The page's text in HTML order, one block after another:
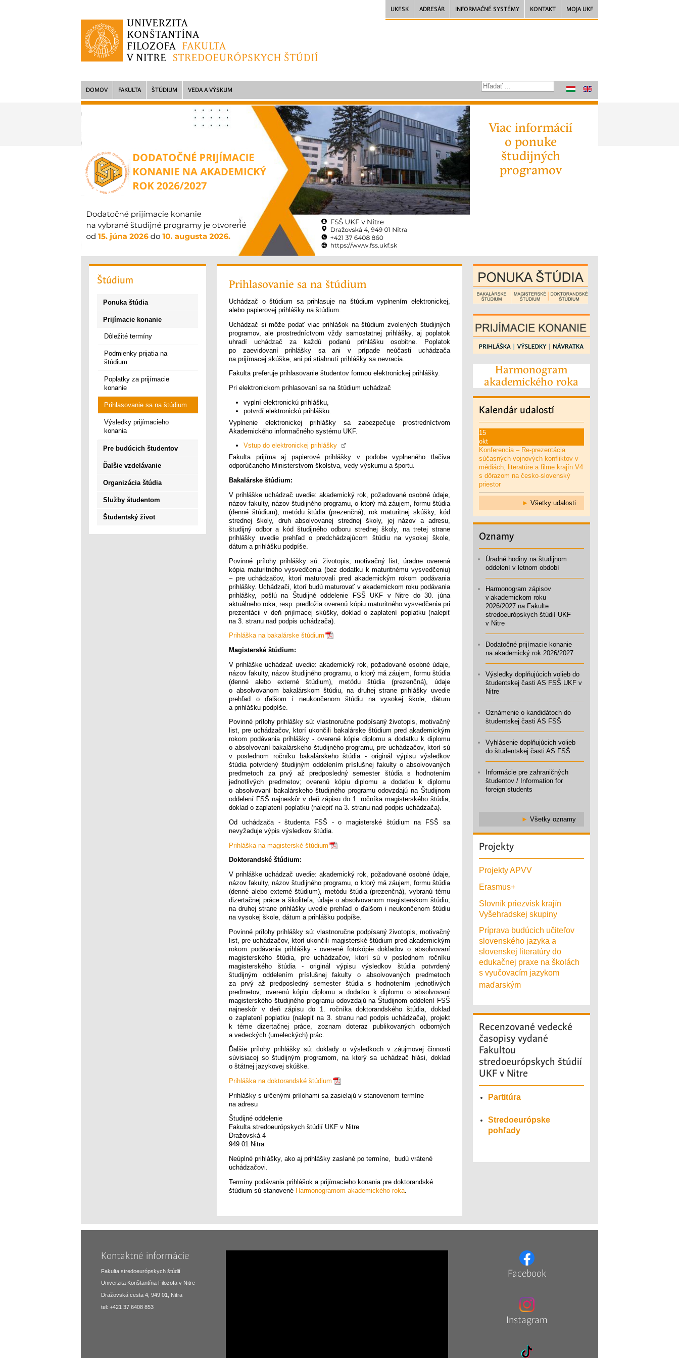
UKF.SK ADRESÁR INFORMAČNÉ SYSTÉMY KONTAKT MOJA UKF
DOMOV FAKULTA ŠTÚDIUM VEDA A VÝSKUM
Viac informácií
o ponuke
študijných
programov
Štúdium
Ponuka štúdia
Prijímacie konanie
Dôležité termíny
Podmienky prijatia na
štúdium
Poplatky za prijímacie
konanie
Prihlasovanie sa na štúdium
Výsledky prijímacieho
konania
Pre budúcich študentov
Ďalšie vzdelávanie
Organizácia štúdia
Služby študentom
Študentský život
Prihlasovanie sa na štúdium
Uchádzač o štúdium sa prihlasuje na štúdium vyplnením elektronickej,
alebo papierovej prihlášky na štúdium.
Uchádzač si môže podať viac prihlášok na štúdium zvolených študijných
programov, ale prostredníctvom vždy samostatnej prihlášky, aj poplatok
uhradí uchádzač za každú podanú prihlášku osobitne. Poplatok
po zaevidovaní prihlášky sa ani v prípade neúčasti uchádzača
na prijímacej skúške, ani pri stiahnutí prihlášky sa nevracia.
Fakulta preferuje prihlasovanie študentov formou elektronickej prihlášky.
Pri elektronickom prihlasovaní sa na štúdium uchádzač
vyplní elektronickú prihlášku,
potvrdí elektronickú prihlášku.
Vyplnenie elektronickej prihlášky sa zabezpečuje prostredníctvom
Akademického informačného systému UKF.
Vstup do elektronickej prihlášky
Fakulta prijíma aj papierové prihlášky v podobe vyplneného tlačiva
odporúčaného Ministerstvom školstva, vedy výskumu a športu.
Bakalárske štúdium:
V prihláške uchádzač uvedie: akademický rok, požadované osobné údaje,
názov fakulty, názov študijného programu, o ktorý má záujem, formu štúdia
(denné štúdium), metódu štúdia (prezenčná), rok maturitnej skúšky, kód
strednej školy, druh absolvovanej strednej školy, jej názov a adresu,
študijný odbor a kód študijného odboru strednej školy, na tretej strane
prihlášky uvedie prehľad o predchádzajúcom štúdiu na vysokej škole,
dátum a prihlášku podpíše.
Povinné prílohy prihlášky sú: životopis, motivačný list, úradne overená
kópia maturitného vysvedčenia (bez dodatku k maturitnému vysvedčeniu)
– pre uchádzačov, ktorí maturovali pred akademickým rokom podávania
prihlášky. Uchádzači, ktorí budú maturovať v akademickom roku podávania
prihlášky, pošlú na Študijné oddelenie FSŠ UKF v Nitre do 30. júna
aktuálneho roka, resp. predložia overenú kópiu maturitného vysvedčenia pri
prezentácii v deň prijímacej skúšky, doklad o zaplatení poplatku (nalepiť
na 3. stranu nad podpis uchádzača).
Prihláška na bakalárske štúdium
Magisterské štúdium:
V prihláške uchádzač uvedie: akademický rok, požadované osobné údaje,
názov fakulty, názov študijného programu, o ktorý má záujem, formu štúdia
(denné alebo externé štúdium), metódu štúdia (prezenčná), údaje
o absolvovanom bakalárskom štúdiu, na druhej strane prihlášky uvedie
prehľad o ďalšom i neukončenom štúdiu na vysokej škole, dátum
a prihlášku podpíše.
Povinné prílohy prihlášky sú: vlastnoručne podpísaný životopis, motivačný
list, pre uchádzačov, ktorí ukončili bakalárske štúdium pred akademickým
rokom podávania prihlášky - overené kópie diplomu a dodatku k diplomu
o absolvovaní bakalárskeho študijného programu, pre uchádzačov, ktorí sú
v poslednom ročníku bakalárskeho štúdia - originál výpisu výsledkov
štúdia potvrdený študijným oddelením príslušnej fakulty o absolvovaných
predmetoch za prvý až predposledný semester štúdia s hodnotením
jednotlivých predmetov; overenú kópiu diplomu a dodatku k diplomu
o absolvovaní bakalárskeho študijného programu odovzdajú na Študijnom
oddelení FSŠ najneskôr v deň zápisu do 1. ročníka magisterského štúdia,
doklad o zaplatení poplatku (nalepiť na 3. stranu nad podpis uchádzača).
Od uchádzača - študenta FSŠ - o magisterské štúdium na FSŠ sa
nevyžaduje výpis výsledkov štúdia.
Prihláška na magisterské štúdium
Doktorandské štúdium:
V prihláške uchádzač uvedie: akademický rok, požadované osobné údaje,
názov fakulty, názov študijného programu, o ktorý má záujem, formu štúdia
(denné alebo externé štúdium), metódu štúdia (prezenčná), vybranú tému
dizertačnej práce a školiteľa, údaje o absolvovanom magisterskom štúdiu,
na druhej strane prihlášky uvedie prehľad o ďalšom i neukončenom štúdiu
na vysokej škole, dátum a prihlášku podpíše.
Povinné prílohy prihlášky sú: vlastnoručne podpísaný životopis, motivačný
list, pre uchádzačov, ktorí ukončili magisterské štúdium pred akademickým
rokom podávania prihlášky - overené fotokópie dokladov o absolvovaní
magisterského štúdia, pre uchádzačov, ktorí sú v poslednom ročníku
magisterského štúdia - originál výpisu výsledkov štúdia potvrdený
študijným oddelením príslušnej fakulty o absolvovaných predmetoch
za prvý až predposledný semester štúdia s hodnotením jednotlivých
predmetov; overenú kópiu diplomu a dodatku k diplomu o absolvovaní
magisterského študijného programu odovzdajú na Študijnom oddelení FSŠ
najneskôr v deň zápisu do 1. ročníka doktorandského štúdia, doklad
o zaplatení poplatku (nalepiť na 3. stranu nad podpis uchádzača), projekt
k téme dizertačnej práce, zoznam doteraz publikovaných odborných
a vedeckých (umeleckých) prác.
Ďalšie prílohy prihlášky sú: doklady o výsledkoch v záujmovej činnosti
súvisiacej so študijným programom, na ktorý sa uchádzač hlási, doklad
o štátnej jazykovej skúške.
Prihláška na doktorandské štúdium
Prihlášky s určenými prílohami sa zasielajú v stanovenom termíne
na adresu
Študijné oddelenie
Fakulta stredoeurópskych štúdií UKF v Nitre
Dražovská 4
949 01 Nitra
Neúplné prihlášky, ako aj prihlášky zaslané po termíne, budú vrátené
uchádzačovi.
Termíny podávania prihlášok a prijímacieho konania pre doktorandské
štúdium sú stanovené Harmonogramom akademického roka
Harmonogram
akademického roka
Kalendárudalostí
15
okt
Konferencia – Re-prezentácia
súčasných vojnových konfliktov v
médiách, literatúre a filme krajín V4
s dôrazom na česko-slovenský
priestor
► Všetky udalosti
Oznamy
Úradné hodiny na študijnom
oddelení v letnom období
Harmonogram zápisov
v akademickom roku
2026/2027 na Fakulte
stredoeurópskych štúdií UKF
v Nitre
Dodatočné prijímacie konanie
na akademický rok 2026/2027
Výsledky doplňujúcich volieb do
študentskej časti AS FSŠ UKF v
Nitre
Oznámenie o kandidátoch do
študentskej časti AS FSŠ
Vyhlásenie doplňujúcich volieb
do študentskej časti AS FSŠ
Informácie pre zahraničných
študentov / Information for
foreign students
► Všetky oznamy
Projekty
Projekty APVV
Erasmus+
Slovník priezvisk krajín
Vyšehradskej skupiny
Príprava budúcich učiteľov
slovenského jazyka a
slovenskej literatúry do
edukačnej praxe na školách
s vyučovacím jazykom
maďarským
Recenzované vedecké
časopisy vydané
Fakultou
stredoeurópskych štúdií
UKF v Nitre
Partitúra
Stredoeurópske
pohľady
Kontaktné informácie
Fakulta stredoeurópskych štúdií
Univerzita Konštantína Filozofa v Nitre
Dražovská cesta 4, 949 01, Nitra
tel: +421 37 6408 853
Facebook
Instagram